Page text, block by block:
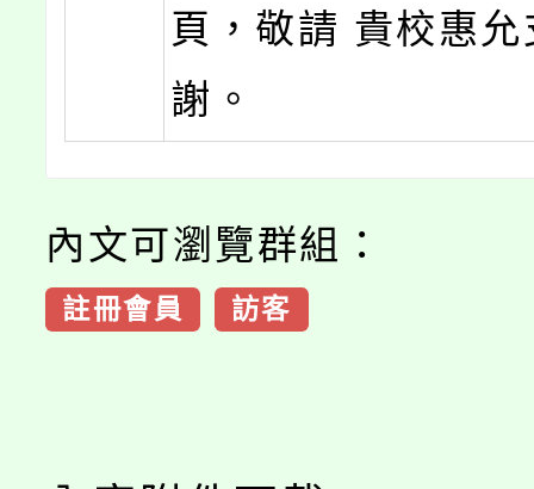
頁，敬請 貴校惠
謝。
內文可瀏覽群組：
註冊會員 訪客